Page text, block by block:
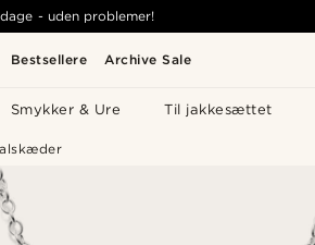
Bestsellere Archive Sale
Smykker & Ure Til jakkesættet
- uden problemer!